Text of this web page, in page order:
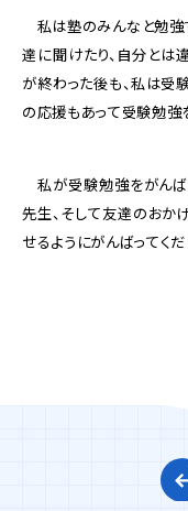
私は塾のみんなと勉強
達に聞けたり、自分とは
が終わった後も、私は受
の応援もあって受験勉強
私が受験勉強をがんば
先生、そして友達のおか
せるようにがんばってくだ